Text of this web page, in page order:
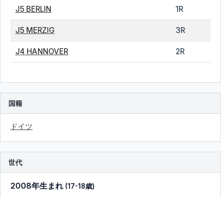
J5 BERLIN 1R
J5 MERZIG 3R
J4 HANNOVER 2R
国籍
ドイツ
世代
2008年生まれ (17-18歳)